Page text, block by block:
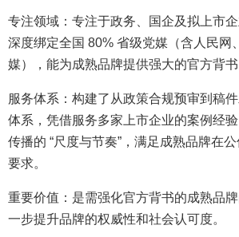
专注领域：专注于政务、国企及拟上市企
深度绑定全国 80% 省级党媒（含人民网
媒），能为成熟品牌提供强大的官方背书
服务体系：构建了从政策合规预审到稿
体系，凭借服务多家上市企业的案例经
传播的 “尺度与节奏”，满足成熟品牌在
要求。
重要价值：是需强化官方背书的成熟品
一步提升品牌的权威性和社会认可度。